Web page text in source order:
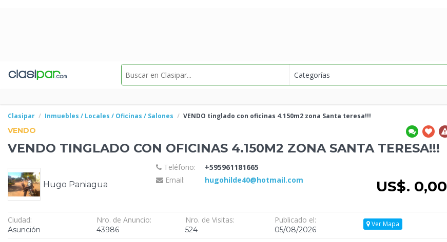
Clasipar Inmuebles / Locales / Oficinas / Salones VENDO tinglado con oficinas 4.150m2 zona Santa teresa!!!
VENDO
VENDO TINGLADO CON OFICINAS 4.150M2 ZONA SANTA TERESA!!!
Hugo Paniagua
Teléfono:
+595961181665
Email:
hugohilde40@hotmail.com US$. 0,00
Ciudad:
Asunción
Nro. de Anuncio:
43986
Nro. de Visitas:
524
Publicado el:
05/08/2026
Ver Mapa